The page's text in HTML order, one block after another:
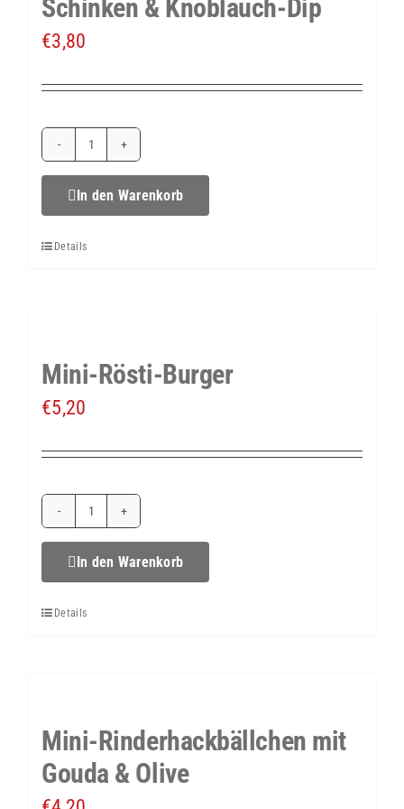
Schinken & Knoblauch-Dip
€3,80
Rösti-
Taler
Knoblauch-
In den Warenkorb
Details
Mini-Rösti-Burger
€5,20
Mini-
Rösti-
In den Warenkorb
Details
Mini-Rinderhackbällchen mit
Gouda & Olive